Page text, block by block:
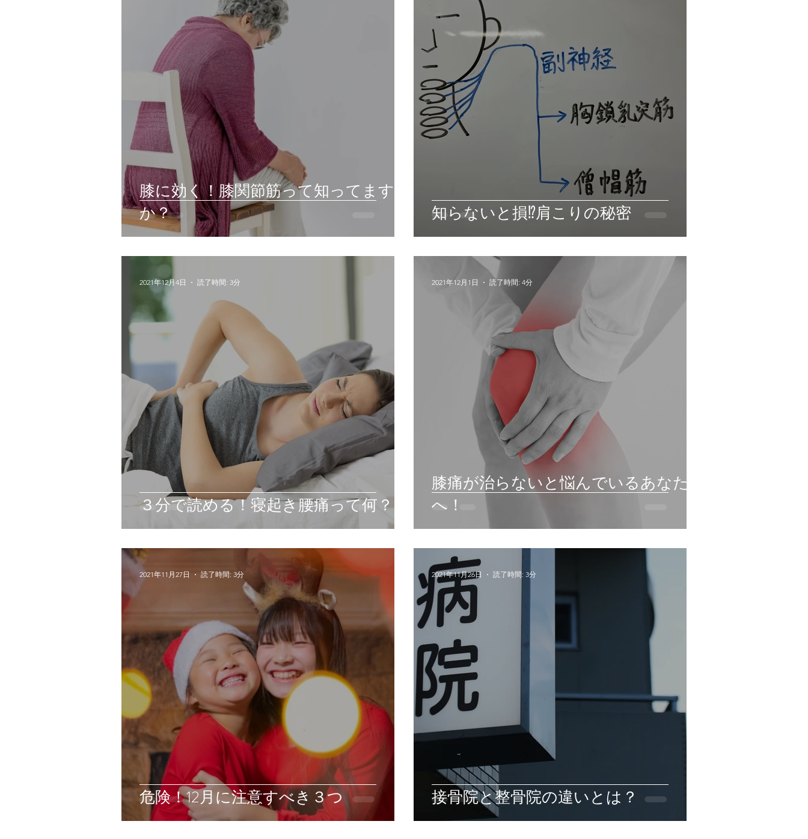
膝に効く！膝関節筋って知ってます
か？
知らないと損⁉肩こりの秘密
３分で読める！寝起き腰痛って何？
2021年12月4日 読了時間: 3分
膝痛が治らないと悩んでいるあなた
へ！
2021年12月1日 読了時間: 4分
危険！12月に注意すべき３つ
2021年11月27日 読了時間: 3分
接骨院と整骨院の違いとは？
2021年11月26日 読了時間: 3分